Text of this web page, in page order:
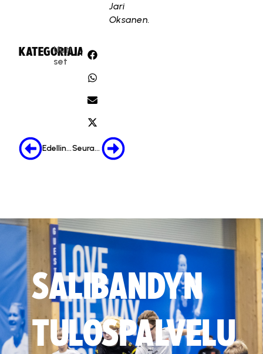
Jari
Oksanen.
KATEGORIA:
Uuti
set
JAA:
Edellinen Seuraava
SALIBANDYN
TULOSPALVELU